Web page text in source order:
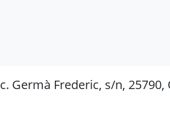
c. Germà Frederic, s/n, 25790,